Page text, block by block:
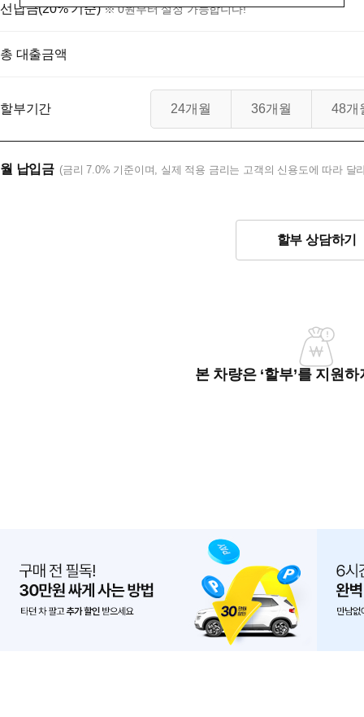
선납금(20% 기준) ※ 0원부터 설정 가능합니다!
총 대출금액
할부기간 24개월 36개월 48개
월 납입금 (금리 7.0% 기준이며, 실제 적용 금리는 고객의 신용도에 따라 달
할부 상담하기
본 차량은 ‘할부’를 지원